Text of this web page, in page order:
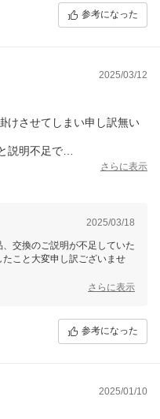
参考になった
2025/03/12
けさせてしまい申し訳無い
説明不足で
さらに表示
2025/03/18
交換のご説明が不足していた
こと大変申し訳ございませ
さらに表示
参考になった
2025/01/10